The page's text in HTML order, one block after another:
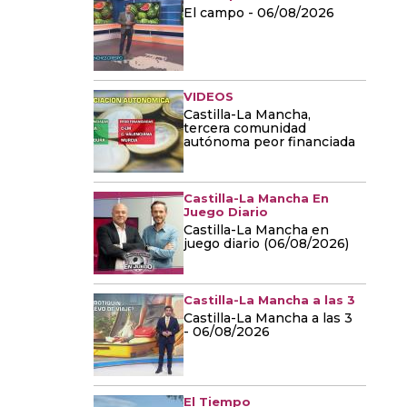
El campo - 06/08/2026
VIDEOS
Castilla-La Mancha,
tercera comunidad
autónoma peor financiada
Castilla-La Mancha En
Juego Diario
Castilla-La Mancha en
juego diario (06/08/2026)
Castilla-La Mancha a las 3
Castilla-La Mancha a las 3
- 06/08/2026
El Tiempo